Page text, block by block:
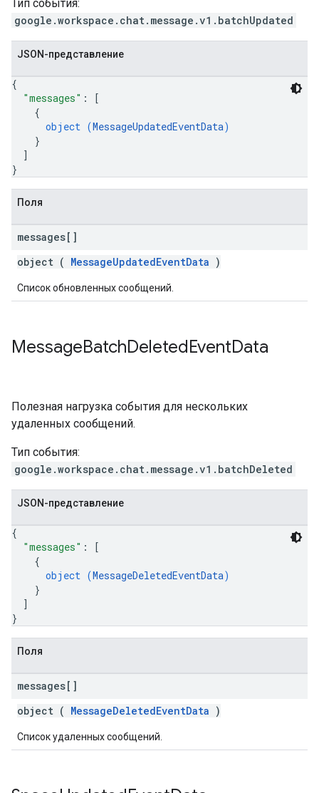
Тип события:
google.workspace.chat.message.v1.batchUpdated
JSON-представление
{
"messages" :
[
{
object (MessageUpdatedEventData)
}
]
}
Поля
messages[]
object ( MessageUpdatedEventData )
Список обновленных сообщений.
MessageBatchDeletedEventData
Полезная нагрузка события для нескольких
удаленных сообщений.
Тип события:
google.workspace.chat.message.v1.batchDeleted
JSON-представление
{
"messages" :
[
{
object (MessageDeletedEventData)
}
]
}
Поля
messages[]
object ( MessageDeletedEventData )
Список удаленных сообщений.